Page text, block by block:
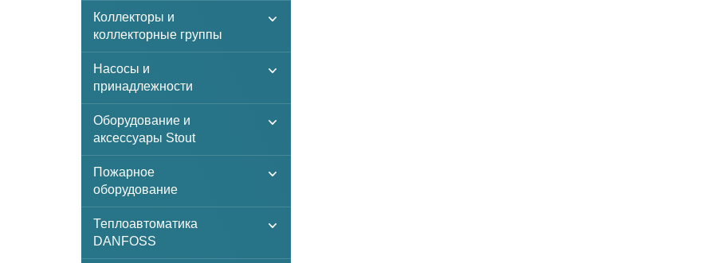
Коллекторы и
коллекторные группы
Насосы и
принадлежности
Оборудование и
аксессуары Stout
Пожарное
оборудование
Теплоавтоматика
DANFOSS